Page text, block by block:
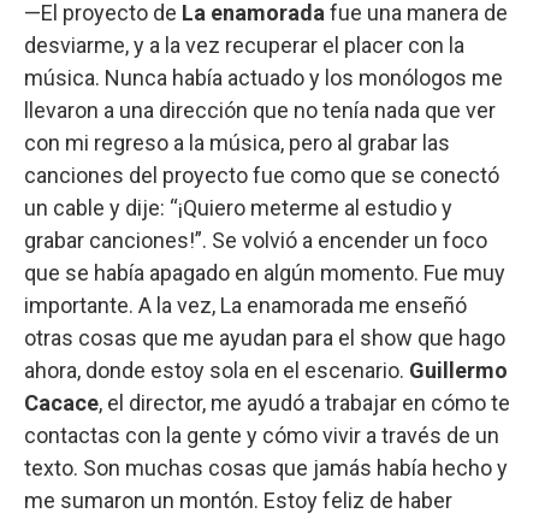
—El proyecto de La enamoradafue una manera de
desviarme, y a la vez recuperar el placer con la
música. Nunca había actuado y los monólogos me
llevaron a una dirección que no tenía nada que ver
con mi regreso a la música, pero al grabar las
canciones del proyecto fue como que se conectó
un cable y dije: “¡Quiero meterme al estudio y
grabar canciones!”. Se volvió a encender un foco
que se había apagado en algún momento. Fue muy
importante. A la vez, La enamorada me enseñó
otras cosas que me ayudan para el show que hago
ahora, donde estoy sola en el escenario. Guillermo
Cacace, el director, me ayudó a trabajar en cómo te
contactas con la gente y cómo vivir a través de un
texto. Son muchas cosas que jamás había hecho y
me sumaron un montón. Estoy feliz de haber